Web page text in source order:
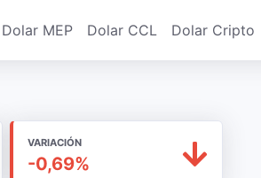
Dolar MEP Dolar CCL Dolar Cripto
VARIACIÓN
-0,69%